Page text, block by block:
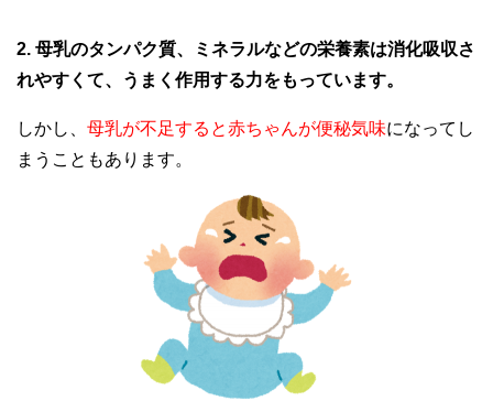
2. 母乳のタンパク質、ミネラルなどの栄養素は消化吸収さ
れやすくて、うまく作用する力をもっています。
しかし、 母乳が不足すると赤ちゃんが便秘気味になってし
まうこともあります。